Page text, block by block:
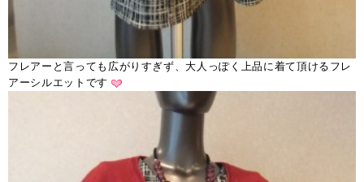
フレアーと言っても広がりすぎず、大人っぽく上品に着て頂けるフレ
アーシルエットです